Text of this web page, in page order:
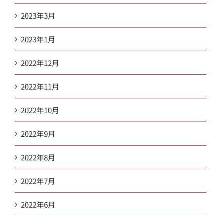
2023年3月
2023年1月
2022年12月
2022年11月
2022年10月
2022年9月
2022年8月
2022年7月
2022年6月